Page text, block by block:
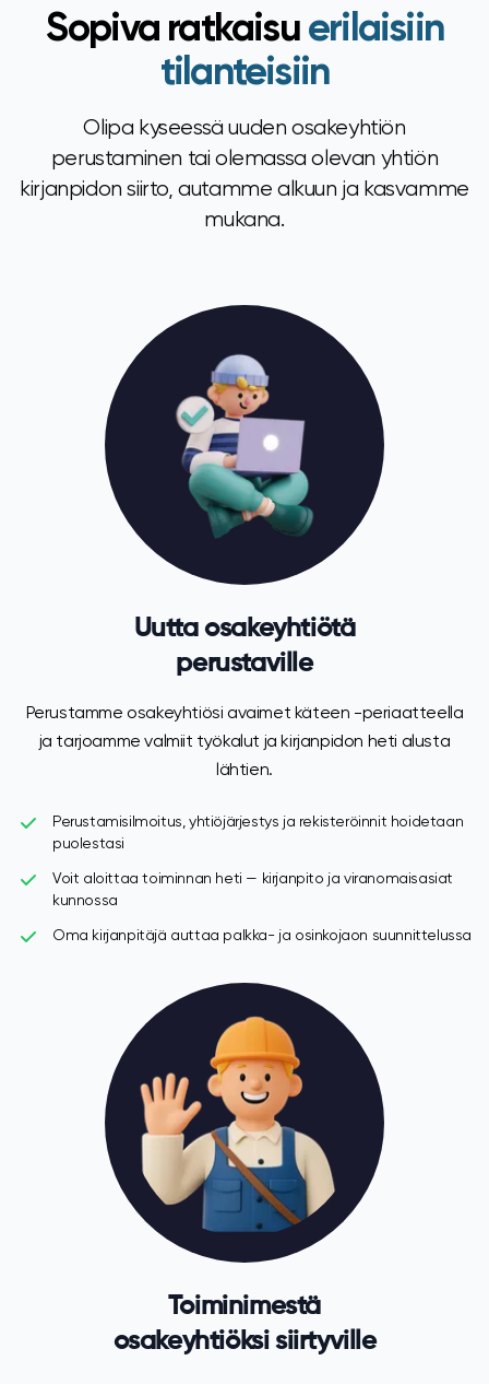
Sopiva ratkaisu erilaisiin
tilanteisiin
Olipa kyseessä uuden osakeyhtiön
perustaminen tai olemassa olevan yhtiön
kirjanpidon siirto, autamme alkuun ja kasvamme
mukana.
Uutta osakeyhtiötä
perustaville
Perustamme osakeyhtiösi avaimet käteen -periaatteella
ja tarjoamme valmiit työkalut ja kirjanpidon heti alusta
lähtien.
Perustamisilmoitus, yhtiöjärjestys ja rekisteröinnit hoidetaan
puolestasi
Voit aloittaa toiminnan heti — kirjanpito ja viranomaisasiat
kunnossa
Oma kirjanpitäjä auttaa palkka- ja osinkojaon suunnittelussa
Toiminimestä
osakeyhtiöksi siirtyville